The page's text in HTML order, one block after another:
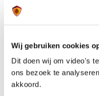
Wij gebruiken cookies
Dit doen wij om video's
ons bezoek te
akkoord.
Wij zijn De Groot
Waarom De Groot
Ons familieverhaal